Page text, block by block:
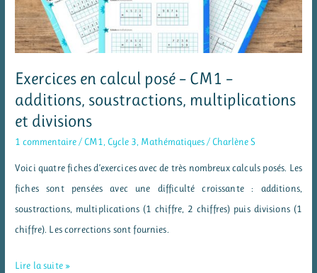
aux
illustrations
Exercices en calcul posé – CM1 –
additions, soustractions, multiplications
et divisions
1 commentaire / CM1 Cycle 3 Mathématiques / Charlène S
Voici quatre fiches d’exercices avec de très nombreux calculs posés. Les
fiches sont pensées avec une difficulté croissante : additions,
soustractions, multiplications (1 chiffre, 2 chiffres) puis divisions (1
chiffre). Les corrections sont fournies.
Exercices
Lire la suite »